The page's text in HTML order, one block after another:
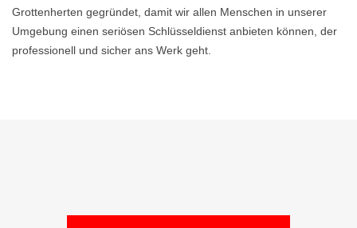
Grottenherten gegründet, damit wir allen Menschen in unserer
Umgebung einen seriösen Schlüsseldienst anbieten können, der
professionell und sicher ans Werk geht.